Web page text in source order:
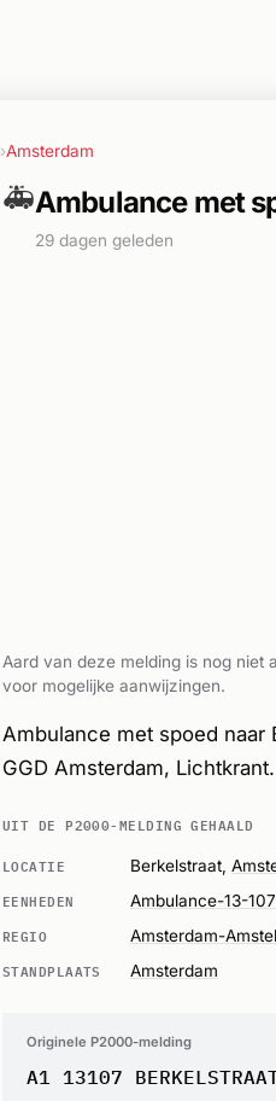
›Amsterdam
🚑Ambulance met
29 dagen geleden
Aard van deze melding is nog
voor mogelijke aanwijzingen.
Ambulance met spoed naar
GGD Amsterdam,
UIT DE P2000-MELDING GEHAALD
LOCATIE
Berkelstraat,
EENHEDEN Ambulance-13-
REGIO Amsterdam-
STANDPLAATS Amsterdam
Originele P2000-melding
A1 13107